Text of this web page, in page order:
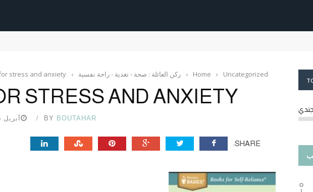
history of islam
Home › Uncategorized
› ركن العائلة : صحة - تغدية - راحة نفسية ›
stress and anxiety
STRESS AND ANXIETY
BY BOUTAHAR أبريل 15, 2020
SHARE: